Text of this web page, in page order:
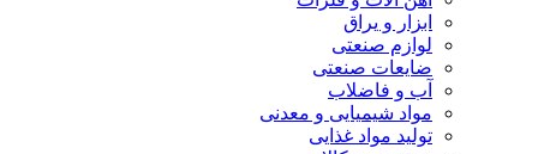
ابزار و یراق
لوازم صنعتی
ضایعات صنعتی
آب و فاضلاب
مواد شیمیایی و معدنی
تولید مواد غذایی